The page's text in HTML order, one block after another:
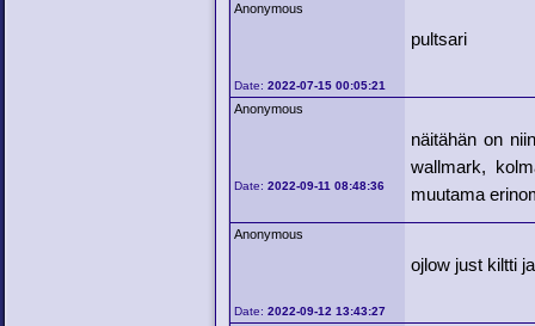
Anonymous
Date:2022-07-15 00:05:21
pultsari
Anonymous
Date:2022-09-11 08:48:36
näitähän on
wallmark,
muutama
Anonymous
Date:2022-09-12 13:43:27
ojlow just kiltti